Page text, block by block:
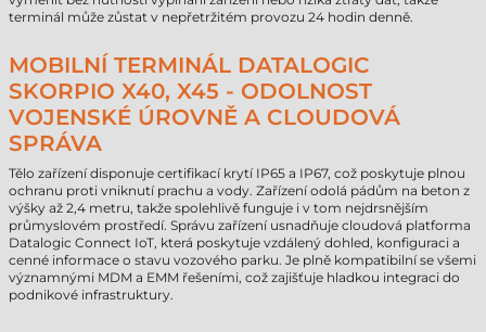
terminál může zůstat v nepřetržitém provozu 24 hodin denně.
MOBILNÍ TERMINÁL DATALOGIC
SKORPIO X40, X45 - ODOLNOST
VOJENSKÉ ÚROVNĚ A CLOUDOVÁ
SPRÁVA
Tělo zařízení disponuje certifikací krytí IP65 a IP67, což poskytuje plnou
ochranu proti vniknutí prachu a vody. Zařízení odolá pádům na beton z
výšky až 2,4 metru, takže spolehlivě funguje i v tom nejdrsnějším
průmyslovém prostředí. Správu zařízení usnadňuje cloudová platforma
Datalogic Connect IoT, která poskytuje vzdálený dohled, konfiguraci a
cenné informace o stavu vozového parku. Je plně kompatibilní se všemi
významnými MDM a EMM řešeními, což zajišťuje hladkou integraci do
podnikové infrastruktury.